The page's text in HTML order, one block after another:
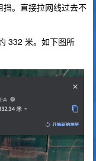
。直接拉网线过去不
332 米。如下图所